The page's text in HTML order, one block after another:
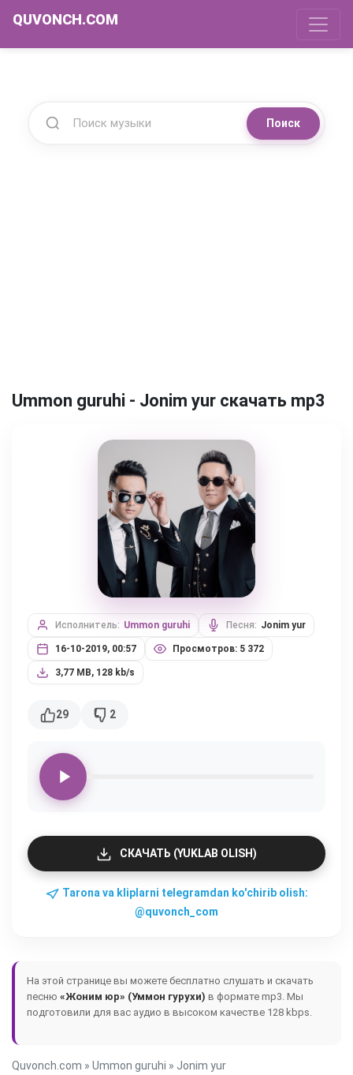
QUVONCH.COM
Поиск
Ummon guruhi - Jonim yur скачать mp3
Исполнитель: Ummon guruhi Песня: Jonim yur
16-10-2019, 00:57 Просмотров: 5 372
3,77 MB, 128 kb/s
29 2
СКАЧАТЬ (YUKLAB OLISH)
Tarona va kliplarni telegramdan ko'chirib olish:
@quvonch_com
На этой странице вы можете бесплатно слушать и скачать
песню «Жоним юр» (Уммон гурухи) в формате mp3. Мы
подготовили для вас аудио в высоком качестве 128 kbps.
Quvonch.com » Ummon guruhi » Jonim yur